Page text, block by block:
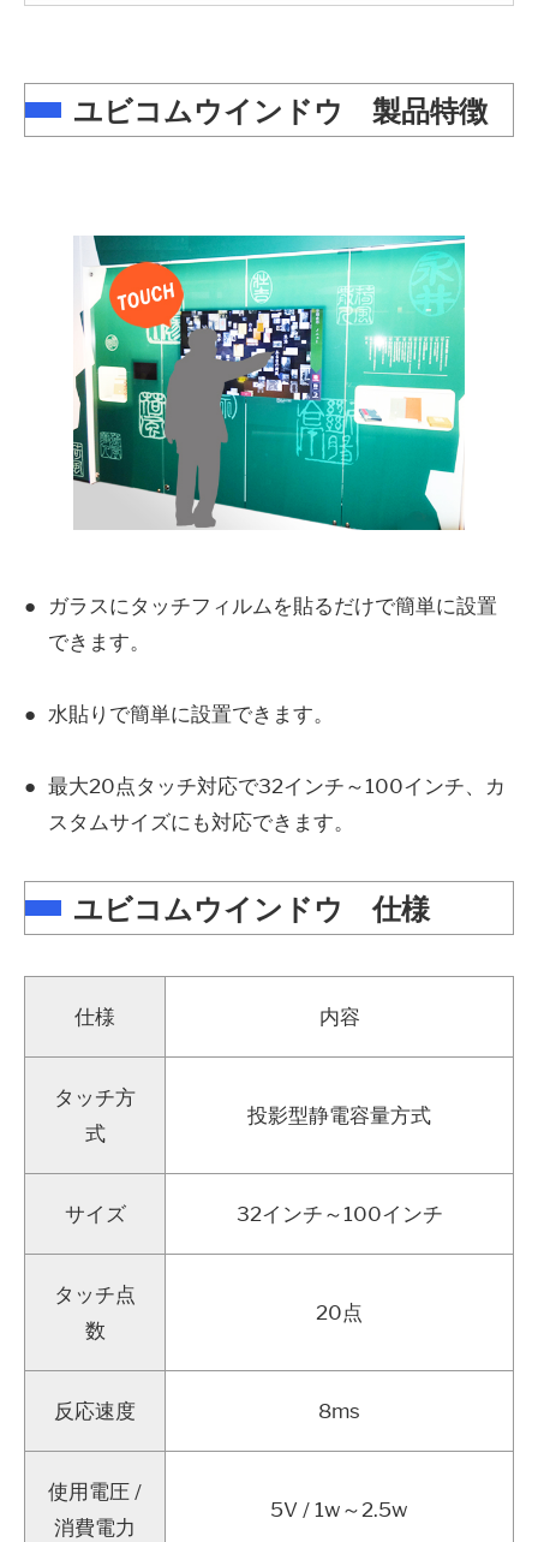
ユビコムウインドウ 製品特徴
ガラスにタッチフィルムを貼るだけで簡単に設置
できます。
水貼りで簡単に設置できます。
最大20点タッチ対応で32インチ～100インチ、カ
スタムサイズにも対応できます。
ユビコムウインドウ 仕様
仕様 内容
タッチ方
式
投影型静電容量方式
サイズ 32インチ～100インチ
タッチ点
数
20点
反応速度 8ms
使用電圧 /
消費電力
5V / 1w～2.5w